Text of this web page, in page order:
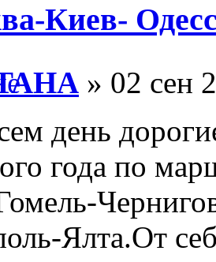
Киев-
» 02 сен
день
года по
Ялта.От